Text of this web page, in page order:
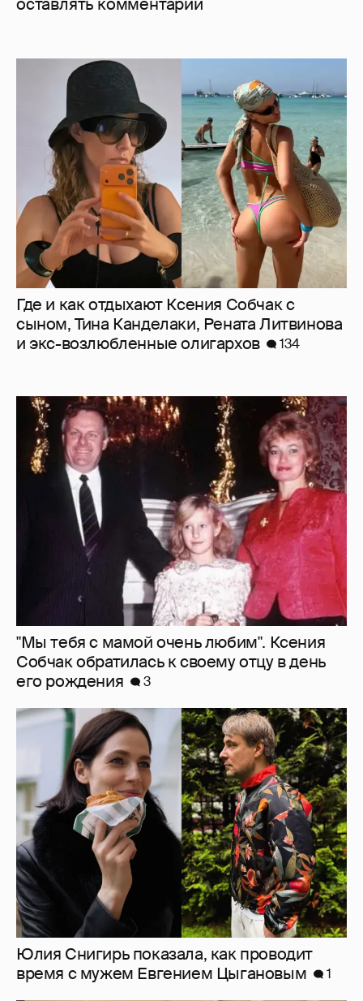
оставлять комментарии
Где и как отдыхают Ксения Собчак с
сыном, Тина Канделаки, Рената Литвинова
и экс-возлюбленные олигархов
134
"Мы тебя с мамой очень любим". Ксения
Собчак обратилась к своему отцу в день
его рождения
3
Юлия Снигирь показала, как проводит
время с мужем Евгением Цыгановым
1